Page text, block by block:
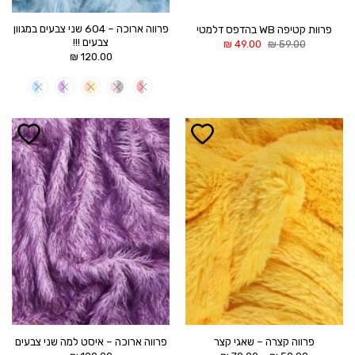
פרוות קטיפה WB בהדפס דלמטי
59.00
₪ המחיר
49.00
₪
פרווה ארוכה – 604 שני צבעים במגוון
צבעים !!!
120.00
₪
הוסף ל
WISHLIST
פרווה קצרה – שאגי קצר
הוסף ל
WISHLIST
פרווה ארוכה – איסט למה שני צבעים